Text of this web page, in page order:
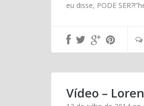
eu disse, PODE
Vídeo –